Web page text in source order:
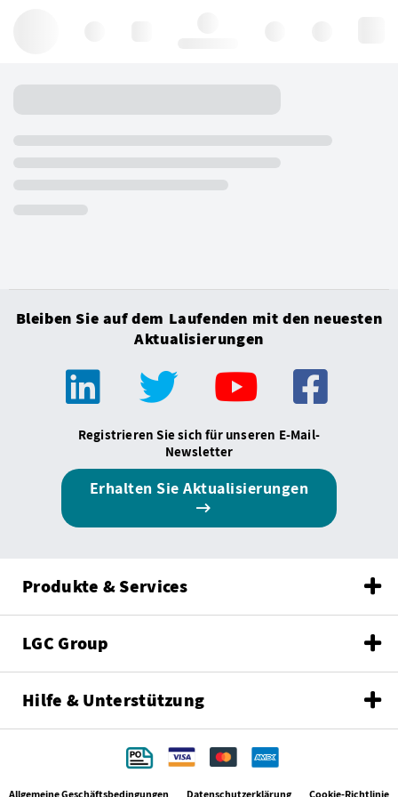
Bleiben Sie auf dem Laufenden mit den neuesten
Aktualisierungen
Registrieren Sie sich für unseren E-Mail-
Newsletter
Erhalten Sie Aktualisierungen
Produkte & Services
LGC Group
Hilfe & Unterstützung
Allgemeine Geschäftsbedingungen Datenschutzerklärung Cookie-Richtlinie